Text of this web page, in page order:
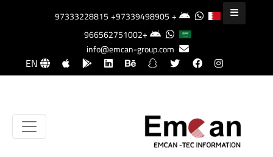
+97333228815
+97339498905
+966562751002
info@emcan-group.com
EN